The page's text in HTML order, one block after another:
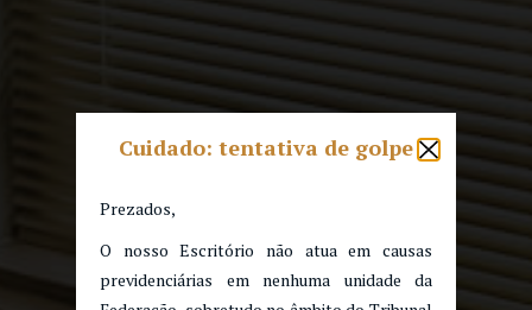
Cuidado: tentativa de golpe
Prezados,
O nosso Escritório não atua em causas
previdenciárias em nenhuma unidade da